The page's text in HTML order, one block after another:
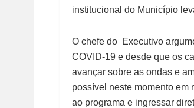
institucional do Município
O chefe do Executivo
COVID-19 e desde que os
avançar sobre as ondas e
possível neste momento em
ao programa e ingressar